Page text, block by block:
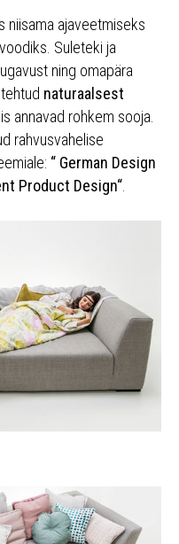
niisama ajaveetmiseks
Suleteki ja
ning omapära
naturaalsest
annavad rohkem sooja.
rahvusvahelise
“ German Design
Product Design“